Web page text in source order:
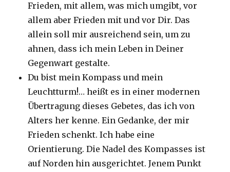
Frieden, mit allem, was mich umgibt, vor
allem aber Frieden mit und vor Dir. Das
allein soll mir ausreichend sein, um zu
ahnen, dass ich mein Leben in Deiner
Gegenwart gestalte.
Du bist mein Kompass und mein
Leuchtturm!… heißt es in einer modernen
Übertragung dieses Gebetes, das ich von
Alters her kenne. Ein Gedanke, der mir
Frieden schenkt. Ich habe eine
Orientierung. Die Nadel des Kompasses ist
auf Norden hin ausgerichtet. Jenem Punkt